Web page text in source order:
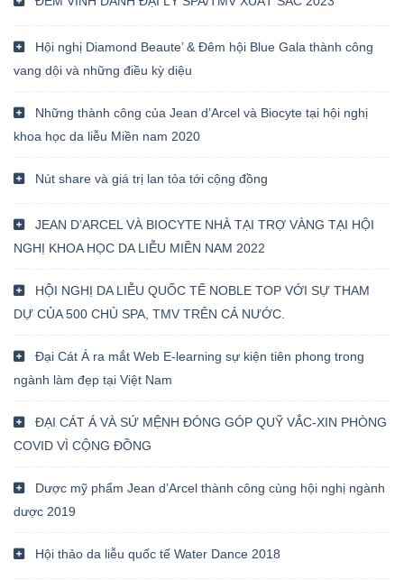
Hội nghị Diamond Beaute’ & Đêm hội Blue Gala thành công
vang dội và những điều kỳ diệu
Những thành công của Jean d’Arcel và Biocyte tại hội nghị
khoa học da liễu Miền nam 2020
Nút share và giá trị lan tỏa tới cộng đồng
JEAN D’ARCEL VÀ BIOCYTE NHÀ TẠI TRỢ VÀNG TẠI HỘI
NGHỊ KHOA HỌC DA LIỄU MIỀN NAM 2022
HỘI NGHỊ DA LIỄU QUỐC TẾ NOBLE TOP VỚI SỰ THAM
DỰ CỦA 500 CHỦ SPA, TMV TRÊN CẢ NƯỚC.
Đại Cát Á ra mắt Web E-learning sự kiện tiên phong trong
ngành làm đẹp tại Việt Nam
ĐẠI CÁT Á VÀ SỨ MỆNH ĐÓNG GÓP QUỸ VẮC-XIN PHÒNG
COVID VÌ CỘNG ĐỒNG
Dược mỹ phẩm Jean d’Arcel thành công cùng hội nghị ngành
dược 2019
Hội thảo da liễu quốc tế Water Dance 2018